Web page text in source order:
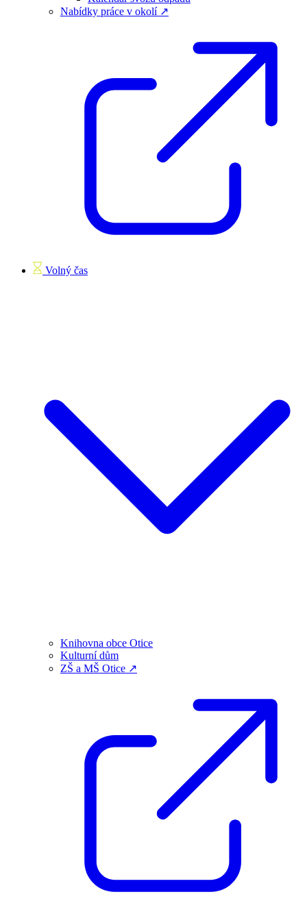
Nabídky práce v okolí ↗
Volný čas
Knihovna obce Otice
Kulturní dům
ZŠ a MŠ Otice ↗